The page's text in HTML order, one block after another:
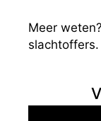
Meer weten?
slachtoffers.